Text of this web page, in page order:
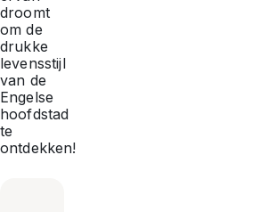
droomt
om de
drukke
levensstijl
van de
Engelse
hoofdstad
te
ontdekken!